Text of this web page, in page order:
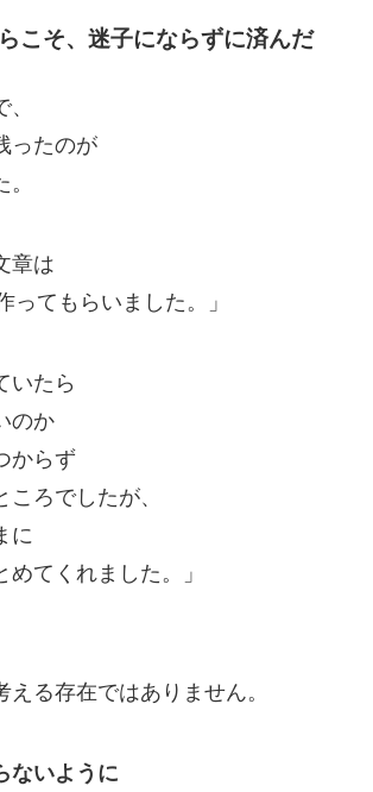
こそ、迷子にならずに済んだ
ったのが
章は
てもらいました。」
いたら
のか
からず
ろでしたが、
に
てくれました。」
える存在ではありません。
ないように